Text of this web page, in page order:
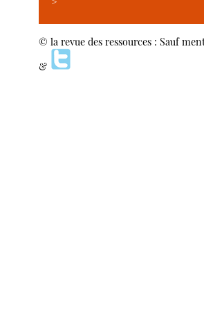
© la revue des ressources : Sauf
&